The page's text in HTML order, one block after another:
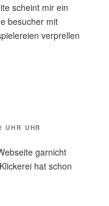
scheint mir ein
besucher mit
verprellen
UHR UHR
garnicht
hat schon